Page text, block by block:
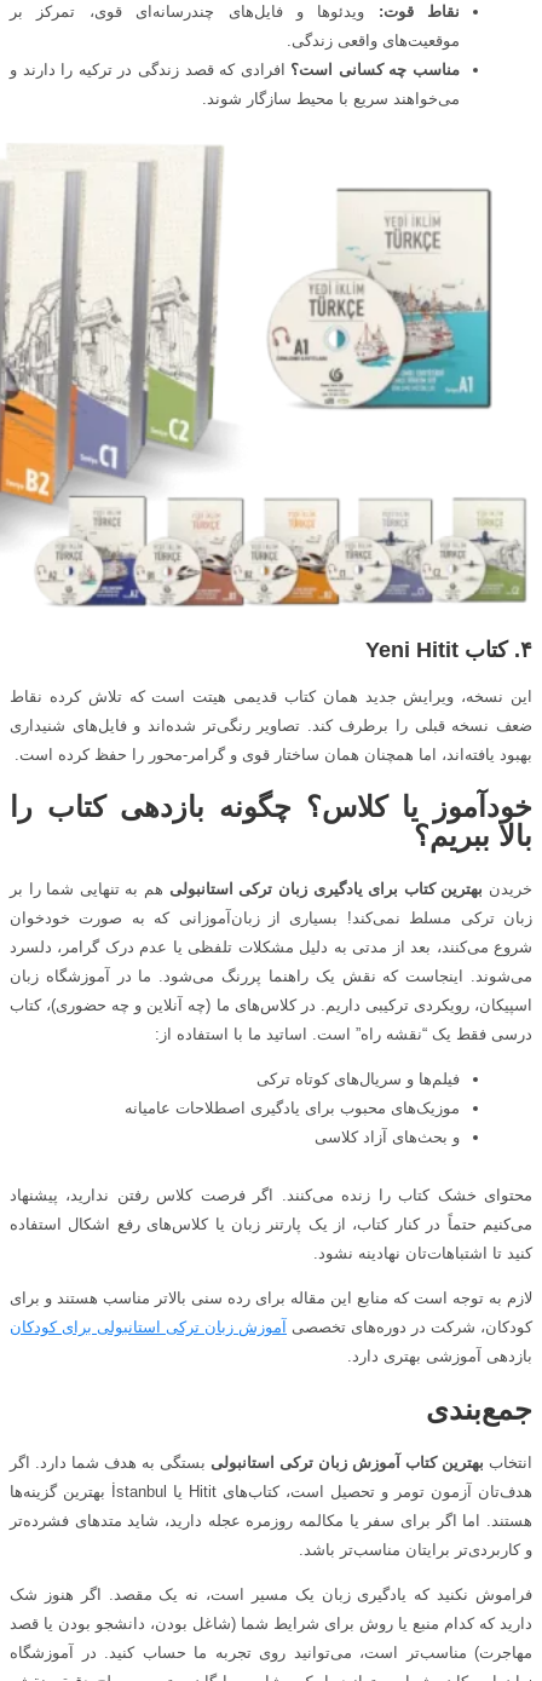
نقاط قوت: ویدئوها و فایل‌های چندرسانه‌ای قوی، تمرکز بر
موقعیت‌های واقعی زندگی.
مناسب چه کسانی است؟ افرادی که قصد زندگی در ترکیه را دارند و
می‌خواهند سریع با محیط سازگار شوند.
۴. کتاب Yeni Hitit
این نسخه، ویرایش جدید همان کتاب قدیمی هیتت است که تلاش کرده نقاط
ضعف نسخه قبلی را برطرف کند. تصاویر رنگی‌تر شده‌اند و فایل‌های شنیداری
بهبود یافته‌اند، اما همچنان همان ساختار قوی و گرامر-محور را حفظ کرده است.
خودآموز یا کلاس؟ چگونه بازدهی کتاب را
بالا ببریم؟
خریدن بهترین کتاب برای یادگیری زبان ترکی استانبولی هم به تنهایی شما را بر
زبان ترکی مسلط نمی‌کند! بسیاری از زبان‌آموزانی که به صورت خودخوان
شروع می‌کنند، بعد از مدتی به دلیل مشکلات تلفظی یا عدم درک گرامر، دلسرد
می‌شوند. اینجاست که نقش یک راهنما پررنگ می‌شود. ما در آموزشگاه زبان
اسپیکان، رویکردی ترکیبی داریم. در کلاس‌های ما (چه آنلاین و چه حضوری)، کتاب
درسی فقط یک “نقشه راه” است. اساتید ما با استفاده از:
فیلم‌ها و سریال‌های کوتاه ترکی
موزیک‌های محبوب برای یادگیری اصطلاحات عامیانه
و بحث‌های آزاد کلاسی
محتوای خشک کتاب را زنده می‌کنند. اگر فرصت کلاس رفتن ندارید، پیشنهاد
می‌کنیم حتماً در کنار کتاب، از یک پارتنر زبان یا کلاس‌های رفع اشکال استفاده
کنید تا اشتباهات‌تان نهادینه نشود.
لازم به توجه است که منابع این مقاله برای رده سنی بالاتر مناسب هستند و برای
کودکان، شرکت در دوره‌های تخصصی
آموزش زبان ترکی استانبولی برای کودکان
بازدهی آموزشی بهتری دارد.
جمع‌بندی
انتخاب بهترین کتاب آموزش زبان ترکی استانبولی بستگی به هدف شما دارد. اگر
هدف‌تان آزمون تومر و تحصیل است، کتاب‌های Hitit یا İstanbul بهترین گزینه‌ها
هستند. اما اگر برای سفر یا مکالمه روزمره عجله دارید، شاید متدهای فشرده‌تر
و کاربردی‌تر برایتان مناسب‌تر باشد.
فراموش نکنید که یادگیری زبان یک مسیر است، نه یک مقصد. اگر هنوز شک
دارید که کدام منبع یا روش برای شرایط شما (شاغل بودن، دانشجو بودن یا قصد
مهاجرت) مناسب‌تر است، می‌توانید روی تجربه ما حساب کنید. در آموزشگاه